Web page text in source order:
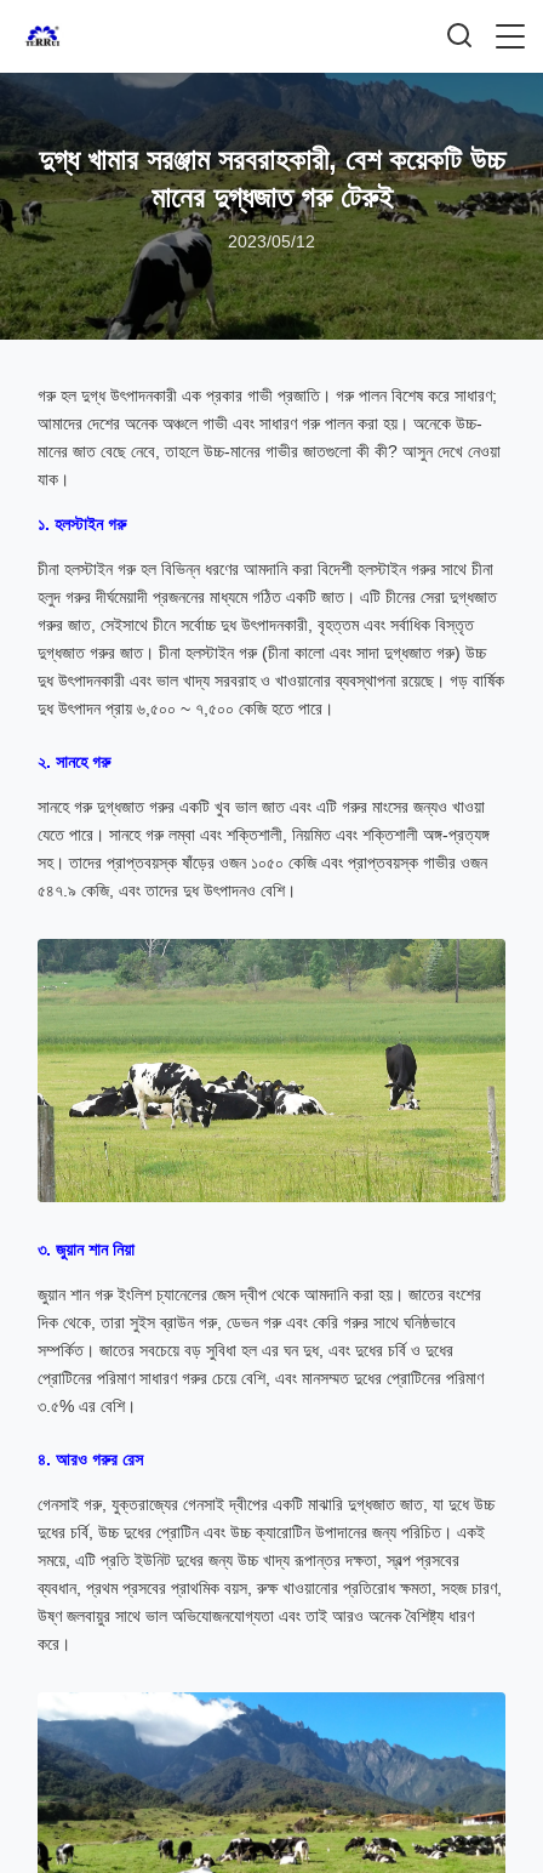
দুগ্ধ খামার সরঞ্জাম সরবরাহকারী, বেশ কয়েকটি উচ্চ
মানের দুগ্ধজাত গরু টেরুই
2023/05/12
গরু হল দুগ্ধ উৎপাদনকারী এক প্রকার গাভী প্রজাতি। গরু পালন বিশেষ করে সাধারণ;
আমাদের দেশের অনেক অঞ্চলে গাভী এবং সাধারণ গরু পালন করা হয়। অনেকে উচ্চ-
মানের জাত বেছে নেবে, তাহলে উচ্চ-মানের গাভীর জাতগুলো কী কী? আসুন দেখে নেওয়া
যাক।
১. হলস্টাইন গরু
চীনা হলস্টাইন গরু হল বিভিন্ন ধরণের আমদানি করা বিদেশী হলস্টাইন গরুর সাথে চীনা
হলুদ গরুর দীর্ঘমেয়াদী প্রজননের মাধ্যমে গঠিত একটি জাত। এটি চীনের সেরা দুগ্ধজাত
গরুর জাত, সেইসাথে চীনে সর্বোচ্চ দুধ উৎপাদনকারী, বৃহত্তম এবং সর্বাধিক বিস্তৃত
দুগ্ধজাত গরুর জাত। চীনা হলস্টাইন গরু (চীনা কালো এবং সাদা দুগ্ধজাত গরু) উচ্চ
দুধ উৎপাদনকারী এবং ভাল খাদ্য সরবরাহ ও খাওয়ানোর ব্যবস্থাপনা রয়েছে। গড় বার্ষিক
দুধ উৎপাদন প্রায় ৬,৫০০ ~ ৭,৫০০ কেজি হতে পারে।
২. সানহে গরু
সানহে গরু দুগ্ধজাত গরুর একটি খুব ভাল জাত এবং এটি গরুর মাংসের জন্যও খাওয়া
যেতে পারে। সানহে গরু লম্বা এবং শক্তিশালী, নিয়মিত এবং শক্তিশালী অঙ্গ-প্রত্যঙ্গ
সহ। তাদের প্রাপ্তবয়স্ক ষাঁড়ের ওজন ১০৫০ কেজি এবং প্রাপ্তবয়স্ক গাভীর ওজন
৫৪৭.৯ কেজি, এবং তাদের দুধ উৎপাদনও বেশি।
৩. জুয়ান শান নিয়া
জুয়ান শান গরু ইংলিশ চ্যানেলের জেস দ্বীপ থেকে আমদানি করা হয়। জাতের বংশের
দিক থেকে, তারা সুইস ব্রাউন গরু, ডেভন গরু এবং কেরি গরুর সাথে ঘনিষ্ঠভাবে
সম্পর্কিত। জাতের সবচেয়ে বড় সুবিধা হল এর ঘন দুধ, এবং দুধের চর্বি ও দুধের
প্রোটিনের পরিমাণ সাধারণ গরুর চেয়ে বেশি, এবং মানসম্মত দুধের প্রোটিনের পরিমাণ
৩.৫% এর বেশি।
৪. আরও গরুর রেস
গেনসাই গরু, যুক্তরাজ্যের গেনসাই দ্বীপের একটি মাঝারি দুগ্ধজাত জাত, যা দুধে উচ্চ
দুধের চর্বি, উচ্চ দুধের প্রোটিন এবং উচ্চ ক্যারোটিন উপাদানের জন্য পরিচিত। একই
সময়ে, এটি প্রতি ইউনিট দুধের জন্য উচ্চ খাদ্য রূপান্তর দক্ষতা, স্বল্প প্রসবের
ব্যবধান, প্রথম প্রসবের প্রাথমিক বয়স, রুক্ষ খাওয়ানোর প্রতিরোধ ক্ষমতা, সহজ চারণ,
উষ্ণ জলবায়ুর সাথে ভাল অভিযোজনযোগ্যতা এবং তাই আরও অনেক বৈশিষ্ট্য ধারণ
করে।